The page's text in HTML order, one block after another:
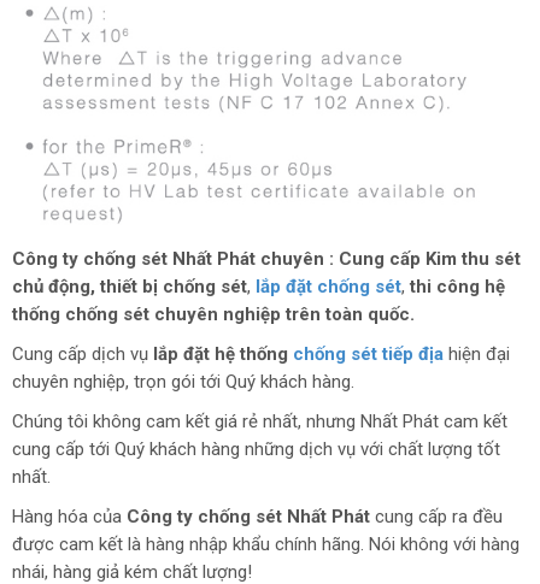
Công ty chống sét Nhất Phát chuyên : Cung cấp Kim thu sét
chủ động, thiết bị chống sét, lắp đặt chống sét,thi công hệ
thống chống sét chuyên nghiệp trên toàn quốc.
Cung cấp dịch vụ lắp đặt hệ thống chống sét tiếp địa hiện đại
chuyên nghiệp, trọn gói tới Quý khách hàng.
Chúng tôi không cam kết giá rẻ nhất, nhưng Nhất Phát cam kết
cung cấp tới Quý khách hàng những dịch vụ với chất lượng tốt
nhất.
Hàng hóa của Công ty chống sét Nhất Phát cung cấp ra đều
được cam kết là hàng nhập khẩu chính hãng. Nói không với hàng
nhái, hàng giả kém chất lượng!